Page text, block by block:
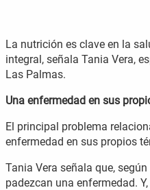
La nutrición es clave en la
integral, señala Tania Vera,
Las Palmas.
Una enfermedad en sus
El principal problema
enfermedad en sus propios
Tania Vera señala que,
padezcan una enfermedad.